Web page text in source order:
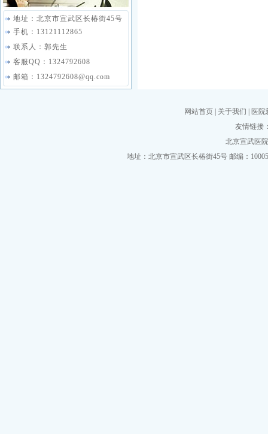
地址：北京市宣武区长椿街45号
手机：13121112865
联系人：郭先生
客服QQ：1324792608
邮箱：1324792608@qq.com
网站首页 关于我们
医院
友情链
北京宣武医
地址：北京市宣武区长椿街45号 邮编：